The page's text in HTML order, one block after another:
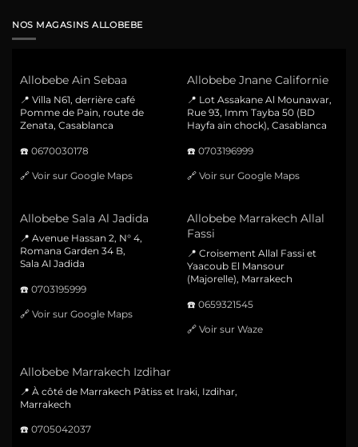
NOS MAGASINS ALLOBEBE
Allobebe Ain Sebaa
📍 Villa N61, derrière café
Pomme de Pain, route de
Zenata, Casablanca
☎️ 0670030178
🔗 Voir sur Google Maps
Allobebe Jnane Californie
📍 Lot Assakane Al Mounawar,
Rue 93, Imm Tayba 50 (BD
Hayfa ain chock), Casablanca
☎️ 0703196999
🔗 Voir sur Google Maps
Allobebe Sala Al Jadida
📍 Avenue Hassan 2, N° 4,
Romana Garden 34 B,
Sala Al Jadida
☎️ 0703195999
🔗 Voir sur Google Maps
Allobebe Marrakech Allal
Fassi
📍 Croisement Allal Fassi et
Yaacoub El Mansour
(Majorelle), Marrakech
☎️ 0659321545
🔗 Voir sur Waze
Allobebe Marrakech Izdihar
📍 À côté de Marrakech Pâtiss et Iraki, Izdihar,
Marrakech
☎️ 0705042037